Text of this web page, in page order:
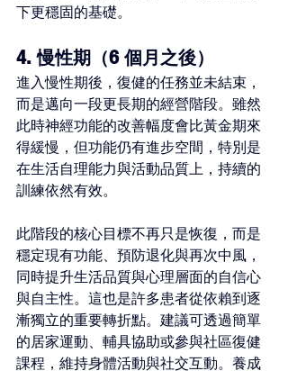
下更穩固的基礎。
4. 慢性期（6 個月之後）
進入慢性期後，復健的任務並未結束，
而是邁向一段更長期的經營階段。雖然
此時神經功能的改善幅度會比黃金期來
得緩慢，但功能仍有進步空間，特別是
在生活自理能力與活動品質上，持續的
訓練依然有效。
此階段的核心目標不再只是恢復，而是
穩定現有功能、預防退化與再次中風，
同時提升生活品質與心理層面的自信心
與自主性。這也是許多患者從依賴到逐
漸獨立的重要轉折點。建議可透過簡單
的居家運動、輔具協助或參與社區復健
課程，維持身體活動與社交互動。養成